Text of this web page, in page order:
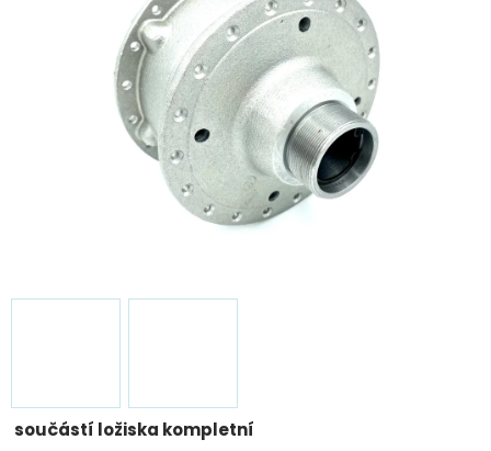
součástí ložiska kompletní